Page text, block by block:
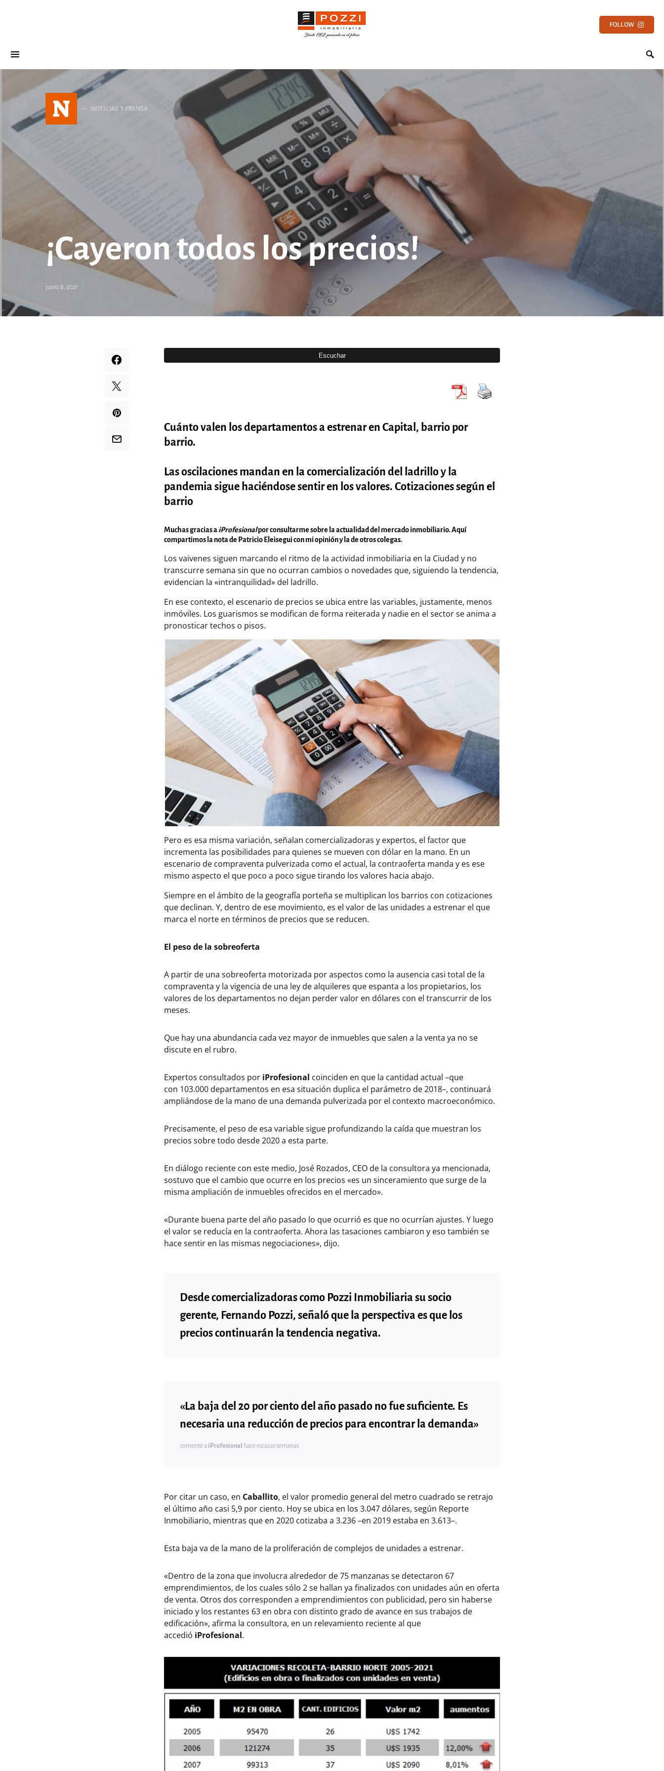
FOLLOW
N NOTICIAS Y PRENSA
¡Cayeron todos los precios!
junio 8, 2021
Cuánto valen los departamentos a estrenar en Capital, barrio por
barrio.
Las oscilaciones mandan en la comercialización del ladrillo y la
pandemia sigue haciéndose sentir en los valores. Cotizaciones según el
barrio
Muchas gracias aiProfesionalpor consultarme sobre la actualidad del mercado inmobiliario. Aquí
compartimos la nota de Patricio Eleiseguicon mi opinión y la de otros colegas.
Los vaivenes siguen marcando el ritmo de la actividad inmobiliaria en la Ciudad y no
transcurre semana sin que no ocurran cambios o novedades que, siguiendo la tendencia,
evidencian la «intranquilidad» del ladrillo.
En ese contexto, el escenario de precios se ubica entre las variables, justamente, menos
inmóviles. Los guarismos se modifican de forma reiterada y nadie en el sector se anima a
pronosticar techos o pisos.
Pero es esa misma variación, señalan comercializadoras y expertos, el factor que
incrementa las posibilidades para quienes se mueven con dólar en la mano. En un
escenario de compraventa pulverizada como el actual, la contraoferta manda y es ese
mismo aspecto el que poco a poco sigue tirando los valores hacia abajo.
Siempre en el ámbito de la geografía porteña se multiplican los barrios con cotizaciones
que declinan. Y, dentro de ese movimiento, es el valor de las unidades a estrenar el que
marca el norte en términos de precios que se reducen.
El peso de la sobreoferta
A partir de una sobreoferta motorizada por aspectos como la ausencia casi total de la
compraventa y la vigencia de una ley de alquileres que espanta a los propietarios, los
valores de los departamentos no dejan perder valor en dólares con el transcurrir de los
meses.
Que hay una abundancia cada vez mayor de inmuebles que salen a la venta ya no se
discute en el rubro.
Expertos consultados por iProfesional coinciden en que la cantidad actual –que
con 103.000 departamentos en esa situación duplica el parámetro de 2018–, continuará
ampliándose de la mano de una demanda pulverizada por el contexto macroeconómico.
Precisamente, el peso de esa variable sigue profundizando la caída que muestran los
precios sobre todo desde 2020 a esta parte.
En diálogo reciente con este medio, José Rozados, CEO de la consultora ya mencionada,
sostuvo que el cambio que ocurre en los precios «es un sinceramiento que surge de la
misma ampliación de inmuebles ofrecidos en el mercado».
«Durante buena parte del año pasado lo que ocurrió es que no ocurrían ajustes. Y luego
el valor se reducía en la contraoferta. Ahora las tasaciones cambiaron y eso también se
hace sentir en las mismas negociaciones», dijo.
Desde comercializadoras como Pozzi Inmobiliaria su socio
gerente, Fernando Pozzi, señaló que la perspectiva es que los
precios continuarán la tendencia negativa.
«La baja del 20 por ciento del año pasado no fue suficiente. Es
necesaria una reducción de precios para encontrar la demanda»
comentó a iProfesional hace escasas semanas.
Por citar un caso, en Caballito, el valor promedio general del metro cuadrado se retrajo
el último año casi 5,9 por ciento. Hoy se ubica en los 3.047 dólares, según Reporte
Inmobiliario, mientras que en 2020 cotizaba a 3.236 –en 2019 estaba en 3.613–.
Esta baja va de la mano de la proliferación de complejos de unidades a estrenar.
«Dentro de la zona que involucra alrededor de 75 manzanas se detectaron 67
emprendimientos, de los cuales sólo 2 se hallan ya finalizados con unidades aún en oferta
de venta. Otros dos corresponden a emprendimientos con publicidad, pero sin haberse
iniciado y los restantes 63 en obra con distinto grado de avance en sus trabajos de
edificación», afirma la consultora, en un relevamiento reciente al que
accedió iProfesional.